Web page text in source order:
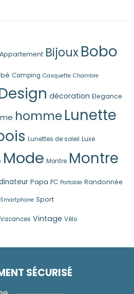
Appartement Bijoux Bobo
Camping Casquette Chambre
décoration Elegance
hommeLunette
Lunettes de soleil Luxe
Mode Montre Montre
Papa PC Portable Randonnée
Smartphone Sport
Vacances Vintage Vélo
SÉCURISÉ